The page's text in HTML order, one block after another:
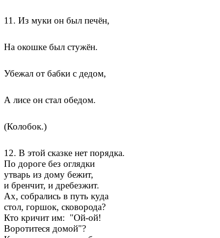
11. Из муки он был печён,
На окошке был стужён.
Убежал от бабки с дедом,
А лисе он стал обедом.
(Колобок.)
12. В этой сказке нет порядка.
По дороге без оглядки
утварь из дому бежит,
и бренчит, и дребезжит.
Ах, собрались в путь куда
стол, горшок, сковорода?
Кто кричит им: "Ой-ой!
Воротитеся домой"?